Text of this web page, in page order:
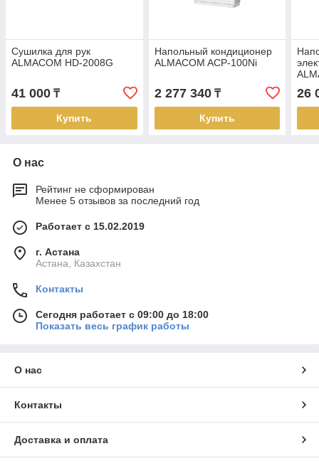
Сушилка для рук
ALMACOM HD-2008G
41 000 ₸
Купить
Напольный кондиционер
ALMACOM ACP-100Ni
2 277 340₸
Купить
26
О нас
Рейтинг не сформирован
Менее 5 отзывов за последний год
Работает с 15.02.2019
г. Астана
Астана, Казахстан
Контакты
Сегодня работает с 09:00 до 18:00
Показать весь график работы
О нас
Контакты
Доставка и оплата